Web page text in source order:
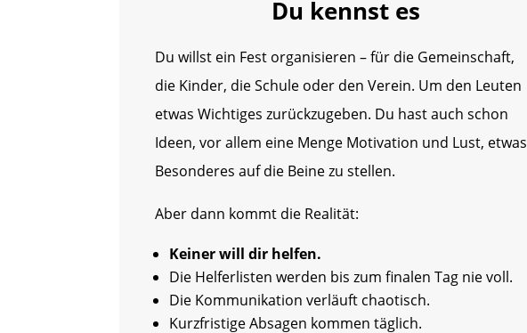
Du kennst es
Du willst ein Fest organisieren – für die Gemeinschaft,
die Kinder, die Schule oder den Verein. Um den Leuten
etwas Wichtiges zurückzugeben. Du hast auch schon
Ideen, vor allem eine Menge Motivation und Lust, etwas
Besonderes auf die Beine zu stellen.
Aber dann kommt die Realität:
Keiner will dir helfen.
Die Helferlisten werden bis zum finalen Tag nie voll.
Die Kommunikation verläuft chaotisch.
Kurzfristige Absagen kommen täglich.